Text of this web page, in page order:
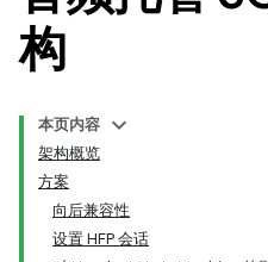
构
本页内容
架构概览
方案
向后兼容性
设置 HFP 会话